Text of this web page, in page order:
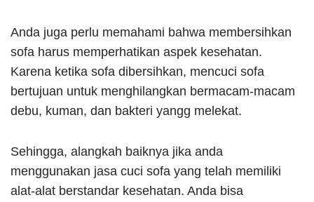
Anda juga perlu memahami bahwa membersihkan
sofa harus memperhatikan aspek kesehatan.
Karena ketika sofa dibersihkan, mencuci sofa
bertujuan untuk menghilangkan bermacam-macam
debu, kuman, dan bakteri yangg melekat.
Sehingga, alangkah baiknya jika anda
menggunakan jasa cuci sofa yang telah memiliki
alat-alat berstandar kesehatan. Anda bisa